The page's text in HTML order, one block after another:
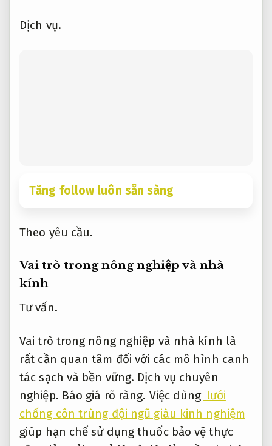
Dịch vụ.
Vai trò trong nông nghiệp và nhà
Tư vấn.
Vai trò trong nông nghiệp và nhà kính là
rất cần quan tâm đối với các mô hình canh
nghiệp.
chống côn trùng đội ngũ giàu kinh nghiệm
giúp hạn chế sử dụng thuốc bảo vệ thực
vật,
Giảm rủi ro xử lý.
từ đó giảm tồn dư hóa
chất trong nông sản,
Chuyên nghiệp.
nâng
cao đạt chất lượng sản phẩm phù hợp.
Chuyên môn.
Dễ mở rộng.Trong nhà kính,
Chuyên nghiệp.
lưới thường được làm từ sợi